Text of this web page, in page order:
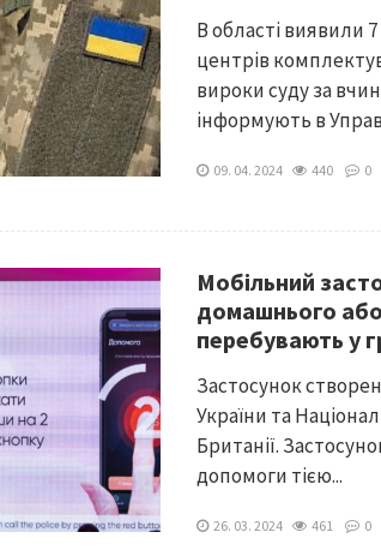
В області виявили
центрів
вироки суду за
інформують в
09. 04. 2024 440 0
Мобільний
домашнього
перебувають у
Застосунок
України та
Британії.
допомоги тією...
26. 03. 2024 461 0